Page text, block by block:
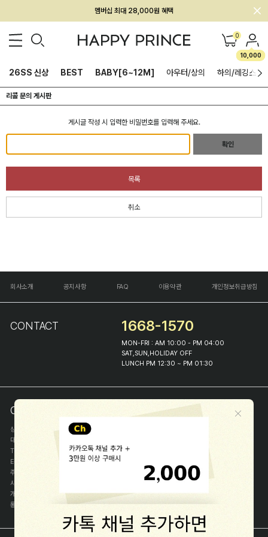
회원전용 아울렛, 가입하면 ~60% 할인!
멤버십 최대 28,000원 혜택
0
10,000
26SS 신상 BEST BABY[6~12M] 아우터/상의 하의/레깅스
리콜 문의 게시판
게시글 작성 시 입력한 비밀번호를 입력해 주세요.
확인
목록
취소
회사소개 공지사항 FAQ 이용약관 개인정보취급방침
CONTACT 1668-1570
MON-FRI : AM 10:00 - PM 04:00
SAT,SUN,HOLIDAY OFF
LUNCH PM 12:30 ~ PM 01:30
COMPANY INFO
상호
(주)해피프린스
대표
TEL
1668-1570
E-MAIL
help@happyprince.co.kr
주소
사업자등록번호
개인정보관리자
이화진
통신판매신고번호
제 2018-서울종로-1384 호[사업자정보확인]